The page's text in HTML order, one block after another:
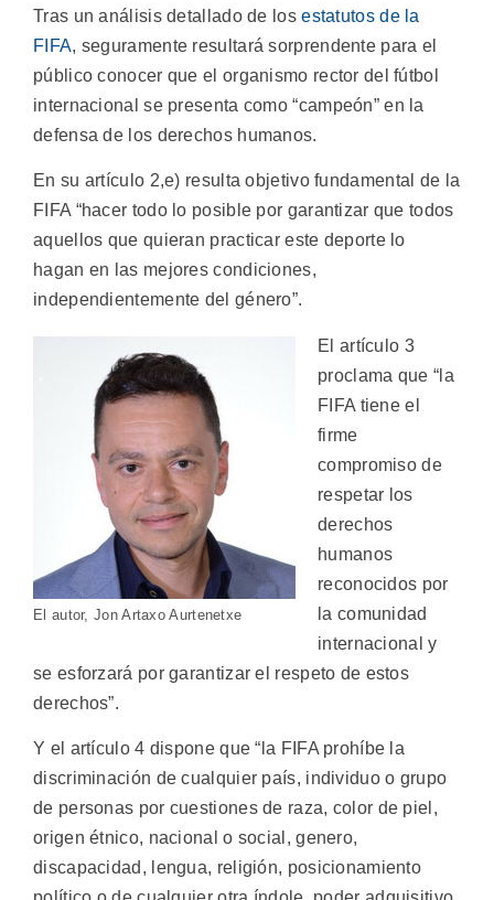
Tras un análisis detallado de losestatutos de la
FIFA, seguramente resultará sorprendente para el
público conocer que el organismo rector del fútbol
internacional se presenta como “campeón” en la
defensa de los derechos humanos.
En su artículo 2,e) resulta objetivo fundamental de la
FIFA “hacer todo lo posible por garantizar que todos
aquellos que quieran practicar este deporte lo
hagan en las mejores condiciones,
independientemente del género”.
El autor, Jon Artaxo Aurtenetxe
El artículo 3
proclama que “la
FIFA tiene el
firme
compromiso de
respetar los
derechos
humanos
reconocidos por
la comunidad
internacional y
se esforzará por garantizar el respeto de estos
derechos”.
Y el artículo 4 dispone que “la FIFA prohíbe la
discriminación de cualquier país, individuo o grupo
de personas por cuestiones de raza, color de piel,
origen étnico, nacional o social, genero,
discapacidad, lengua, religión, posicionamiento